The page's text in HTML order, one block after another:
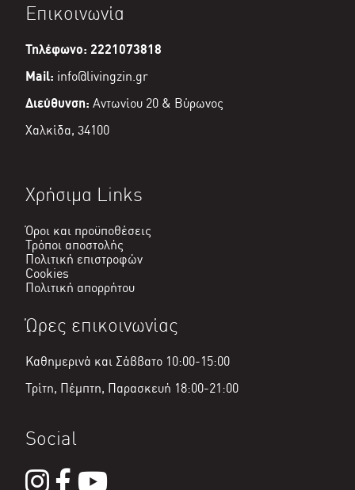
Επικοινωνία
Τηλέφωνο: 2221073818
Mail: info@livingzin.gr
Διεύθυνση: Αντωνίου 20 & Βύρωνος
Χαλκίδα, 34100
Χρήσιμα Links
Όροι και προϋποθέσεις
Τρόποι αποστολής
Πολιτική επιστροφών
Cookies
Πολιτική απορρήτου
Ώρες επικοινωνίας
Καθημερινά και Σάββατο 10:00-15:00
Τρίτη, Πέμπτη, Παρασκευή 18:00-21:00
Social